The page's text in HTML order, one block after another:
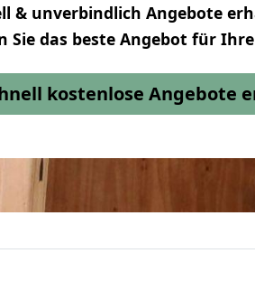
& unverbindlich Angebote
Sie das beste Angebot für
kostenlose Angebote